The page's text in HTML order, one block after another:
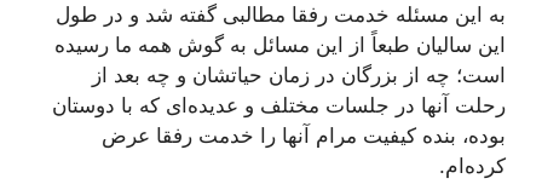
به این مسئله خدمت رفقا مطالبی گفته شد و در طول
این سالیان طبعاً از این مسائل به گوش همه ما رسیده
است؛ چه از بزرگان در زمان حیاتشان و چه بعد از
رحلت آنها در جلسات مختلف و عدیده‌ای كه با دوستان
بوده، بنده كیفیت مرام آنها را خدمت رفقا عرض
كرده‌ام.